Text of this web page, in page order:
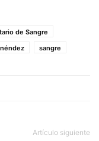
de Sangre
sangre
Artículo siguiente